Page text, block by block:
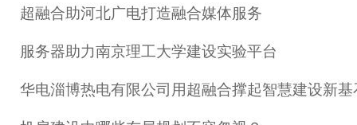
超融合助河北广电打造融合媒体服务
服务器助力南京理工大学建设实验平台
华电淄博热电有限公司用超融合撑起智慧建设新基